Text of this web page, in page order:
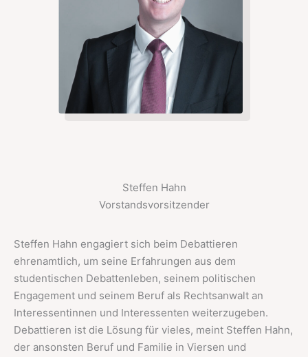
Steffen Hahn
Vorstandsvorsitzender
Steffen Hahn engagiert sich beim Debattieren
ehrenamtlich, um seine Erfahrungen aus dem
studentischen Debattenleben, seinem politischen
Engagement und seinem Beruf als Rechtsanwalt an
Interessentinnen und Interessenten weiterzugeben.
Debattieren ist die Lösung für vieles, meint Steffen Hahn,
der ansonsten Beruf und Familie in Viersen und